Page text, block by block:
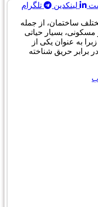
لینکدین تلگرام
ساختمان، از جمله
مسکونی، بسیار حیاتی
به عنوان یکی از
برابر حریق شناخته